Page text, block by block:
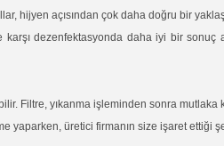
hijyen açısından çok daha doğru bir
dezenfektasyonda daha iyi bir
Filtre, yıkanma işleminden sonra mutlaka
yaparken, üretici firmanın size işaret ettiği